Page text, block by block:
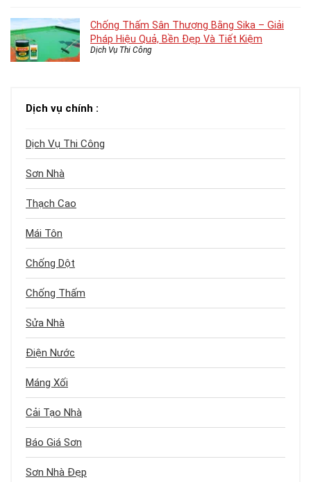
Chống Thấm Sân Thượng Bằng Sika – Giải
Pháp Hiệu Quả, Bền Đẹp Và Tiết Kiệm
Dịch Vụ Thi Công
Dịch vụ chính :
Dịch Vụ Thi Công
Sơn Nhà
Thạch Cao
Mái Tôn
Chống Dột
Chống Thấm
Sửa Nhà
Điện Nước
Máng Xối
Cải Tạo Nhà
Báo Giá Sơn
Sơn Nhà Đẹp